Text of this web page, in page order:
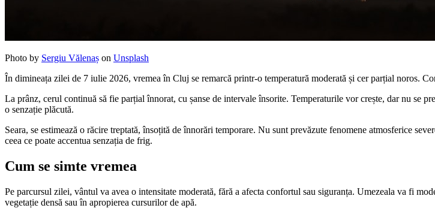
Photo by Sergiu Vălenaș on Unsplash
În dimineața zilei de 7 iulie 2026, vremea în Cluj se remarcă printr-o temperatură moderată și cer parțial noros.
La prânz, cerul continuă să fie parțial înnorat, cu șanse de intervale însorite. Temperaturile vor crește, dar nu se
o senzație plăcută.
Seara, se estimează o răcire treptată, însoțită de înnorări temporare. Nu sunt prevăzute fenomene atmosferice
ceea ce poate accentua senzația de frig.
Cum se simte vremea
Pe parcursul zilei, vântul va avea o intensitate moderată, fără a afecta confortul sau siguranța. Umezeala va fi
vegetație densă sau în apropierea cursurilor de apă.